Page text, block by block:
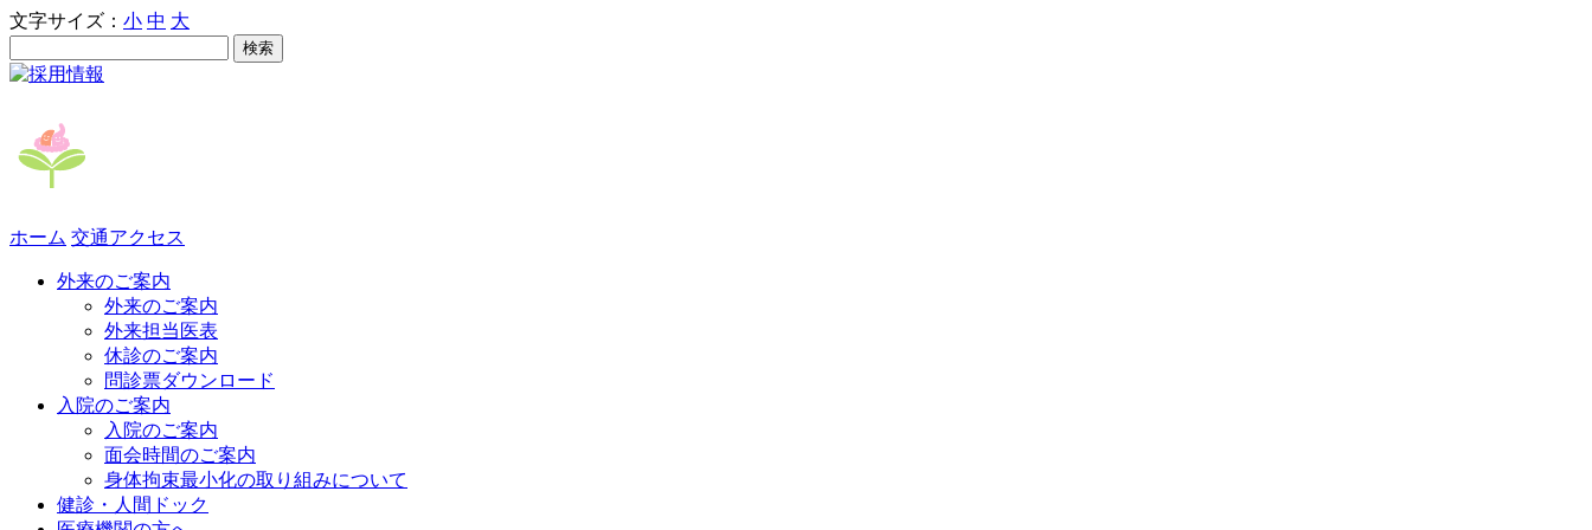
文字サイズ： 小 中 大
ホーム 交通アクセス
外来のご案内
外来のご案内
外来担当医表
休診のご案内
問診票ダウンロード
入院のご案内
入院のご案内
面会時間のご案内
身体拘束最小化の取り組みについて
健診・人間ドック